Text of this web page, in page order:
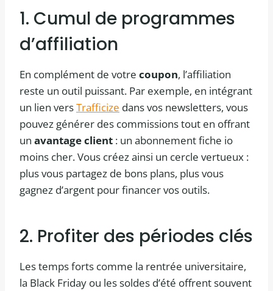
1. Cumul de programmes
d’affiliation
En complément de votre coupon, l’affiliation
reste un outil puissant. Par exemple, en intégrant
un lien versTrafficize dans vos newsletters, vous
pouvez générer des commissions tout en offrant
un avantage client : un abonnement fiche io
moins cher. Vous créez ainsi un cercle vertueux :
plus vous partagez de bons plans, plus vous
gagnez d’argent pour financer vos outils.
2. Profiter des périodes clés
Les temps forts comme la rentrée universitaire,
la Black Friday ou les soldes d’été offrent souvent